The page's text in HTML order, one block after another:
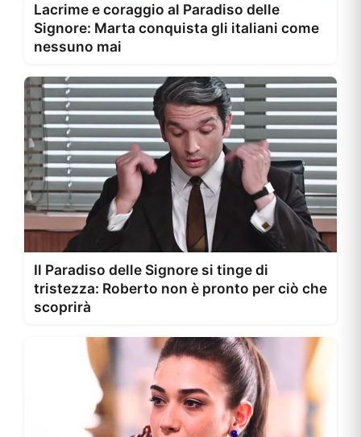
Lacrime e coraggio al Paradiso delle
Signore: Marta conquista gli italiani come
nessuno mai
Il Paradiso delle Signore si tinge di
tristezza: Roberto non è pronto per ciò che
scoprirà